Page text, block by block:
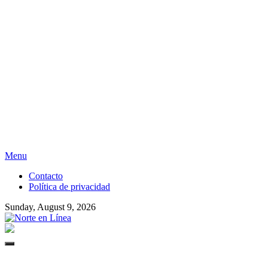
Skip
content
Menu
Contacto
Política de privacidad
Sunday, August 9, 2026
Primary